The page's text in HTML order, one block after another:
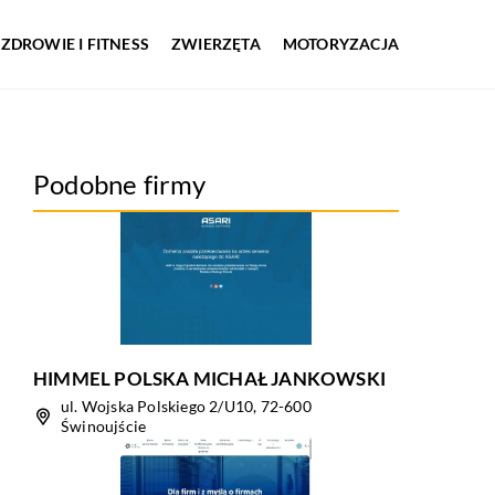
ZDROWIE I FITNESS ZWIERZĘTA MOTORYZACJA
Podobne firmy
HIMMEL POLSKA MICHAŁ JANKOWSKI
ul. Wojska Polskiego 2/U10, 72-600
Świnoujście